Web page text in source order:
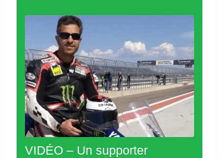
VIDÉO – Un supporter